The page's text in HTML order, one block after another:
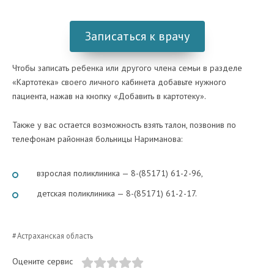
Записаться к врачу
Чтобы записать ребенка или другого члена семьи в разделе
«Картотека» своего личного кабинета добавьте нужного
пациента, нажав на кнопку «Добавить в картотеку».
Также у вас остается возможность взять талон, позвонив по
телефонам районная больницы Нариманова:
взрослая поликлиника — 8-(85171) 61-2-96,
детская поликлиника — 8-(85171) 61-2-17.
Астраханская область
Оцените сервис